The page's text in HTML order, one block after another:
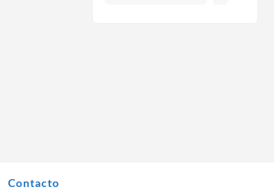
Contacto